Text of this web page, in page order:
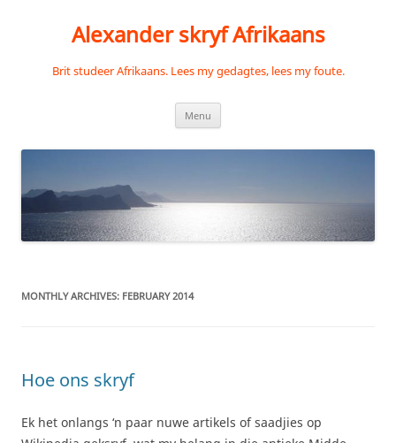
Alexander skryf Afrikaans
Brit studeer Afrikaans. Lees my gedagtes, lees my foute.
Menu
MONTHLY ARCHIVES: FEBRUARY 2014
Hoe ons skryf
Ek het onlangs ‘n paar nuwe artikels of saadjies op